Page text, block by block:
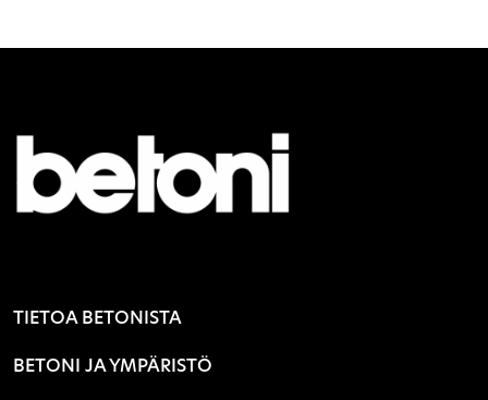
TIETOA BETONISTA
BETONI JA YMPÄRISTÖ